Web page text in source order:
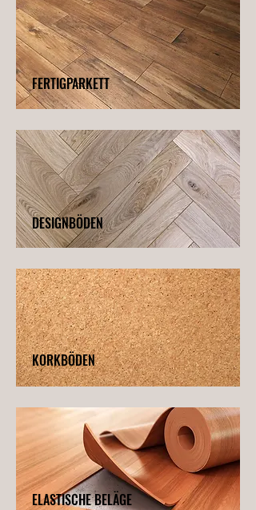
FERTIGPARKETT
DESIGNBÖDEN
KORKBÖDEN
ELASTISCHE BELÄGE